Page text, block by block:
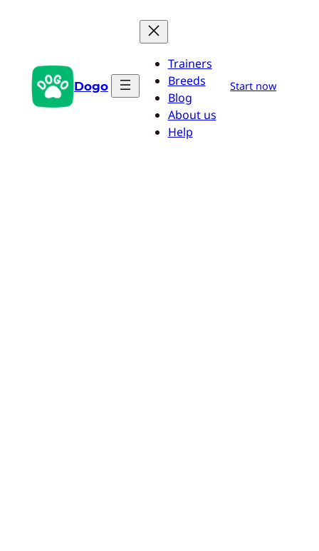
Dogo
Trainers
Breeds
Blog
About us
Help
Start now